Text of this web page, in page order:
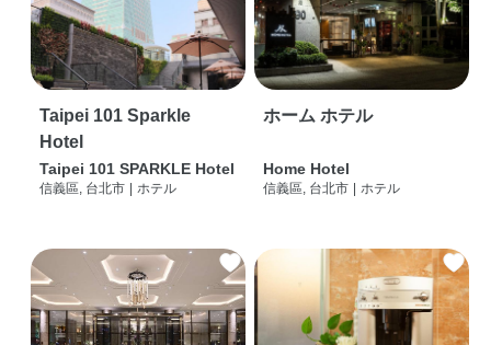
Taipei 101 Sparkle
Hotel
Taipei 101 SPARKLE Hotel
信義區, 台北市 ホテル
ホーム ホテル
Home Hotel
信義區, 台北市 ホテル